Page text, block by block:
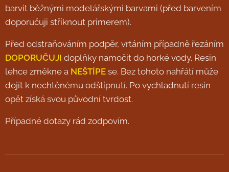
barvit běžnými modelářskými barvami (před barvením
doporučuji stříknout primerem).
Před odstraňováním podpěr, vrtáním případně řezáním
DOPORUČUJI doplňky namočit do horké vody. Resin
lehce změkne a NEŠTÍPE se. Bez tohoto nahřátí může
dojít k nechtěnému odštípnutí. Po vychladnutí resin
opět získá svou původní tvrdost.
Případné dotazy rád zodpovím.